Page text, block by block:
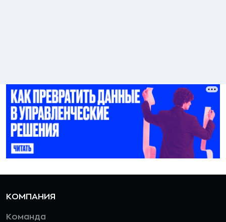
КОМПАНИЯ
Команда